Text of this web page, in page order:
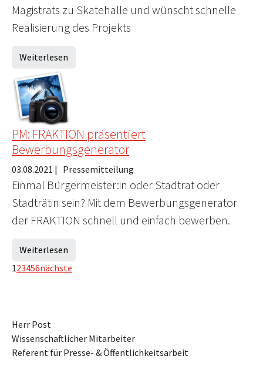
Magistrats zu Skatehalle und wünscht schnelle
Realisierung des Projekts
Weiterlesen
PM: FRAKTION präsentiert
Bewerbungsgenerator
03.08.2021 | Pressemitteilung
Einmal Bürgermeister:in oder Stadtrat oder
Stadträtin sein? Mit dem Bewerbungsgenerator
der FRAKTION schnell und einfach bewerben.
Weiterlesen
123456nächste
Herr Post
Wissenschaftlicher Mitarbeiter
Referent für Presse- & Öffentlichkeitsarbeit